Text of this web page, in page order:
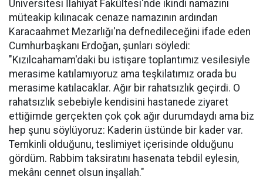
Üniversitesi İlahiyat Fakültesi'nde ikindi namazını
müteakip kılınacak cenaze namazının ardından
Karacaahmet Mezarlığı'na defnedileceğini ifade eden
Cumhurbaşkanı Erdoğan, şunları söyledi:
"Kızılcahamam'daki bu istişare toplantımız vesilesiyle
merasime katılamıyoruz ama teşkilatımız orada bu
merasime katılacaklar. Ağır bir rahatsızlık geçirdi. O
rahatsızlık sebebiyle kendisini hastanede ziyaret
ettiğimde gerçekten çok çok ağır durumdaydı ama biz
hep şunu söylüyoruz: Kaderin üstünde bir kader var.
Temkinli olduğunu, teslimiyet içerisinde olduğunu
gördüm. Rabbim taksiratını hasenata tebdil eylesin,
mekânı cennet olsun inşallah."